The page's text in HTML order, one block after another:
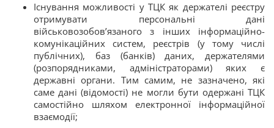
Існування можливості у ТЦК як держателі реєстру
отримувати персональні дані
військовозобов’язаного з інших інформаційно-
комунікаційних систем, реєстрів (у тому числі
публічних), баз (банків) даних, держателями
(розпорядниками, адміністраторами) яких є
державні органи. Тим самим, не зазначено, які
саме дані (відомості) не могли бути одержані ТЦК
самостійно шляхом електронної інформаційної
взаємодії;